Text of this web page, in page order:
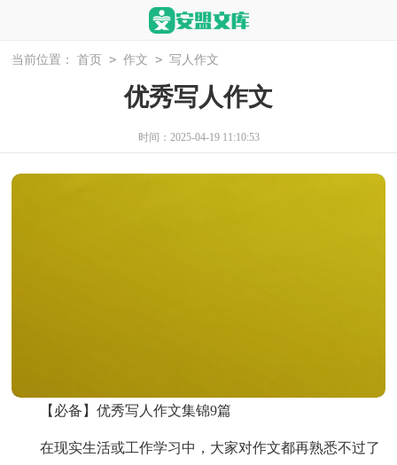
当前位置： 首页 > 作文 > 写人作文
优秀写人作文
时间：2025-04-19 11:10:53
【必备】优秀写人作文集锦9篇
在现实生活或工作学习中，大家对作文都再熟悉不过了